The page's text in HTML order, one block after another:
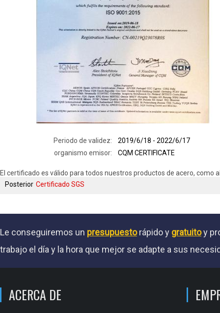
Periodo de validez:
2019/6/18 - 2022/6/17
organismo emisor:
CQM CERTIFICATE
El certificado es válido para todos nuestros productos de acero,
Posterior Certificado SGS
Le conseguiremos un presupuestorápido y gratuitoy
trabajo el día y la hora que mejor se adapte a sus
ACERCA DE